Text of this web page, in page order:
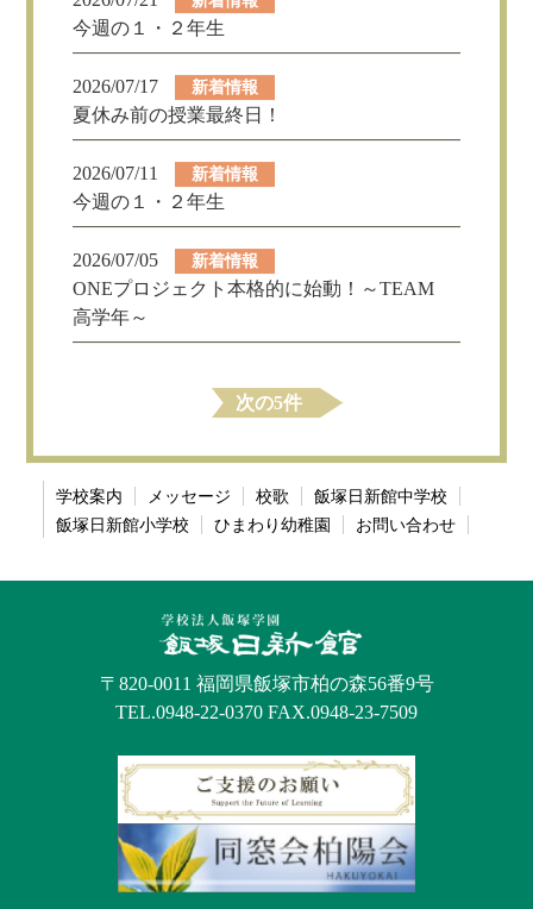
今週の１・２年生
2026/07/17 新着情報
夏休み前の授業最終日！
2026/07/11 新着情報
今週の１・２年生
2026/07/05 新着情報
ONEプロジェクト本格的に始動！～TEAM
高学年～
次の5件
学校案内 メッセージ 校歌
飯塚日新館中学校
飯塚日新館小学校
ひまわり幼稚園 お問い合わせ
〒820-0011 福岡県飯塚市柏の森56番9号
TEL.0948-22-0370 FAX.0948-23-7509